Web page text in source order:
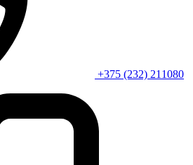
+375 (232) 211080